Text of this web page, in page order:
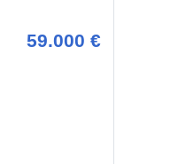
59.000 €